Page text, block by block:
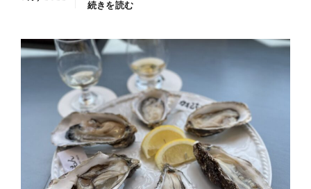
続きを読む日
魚
介
類
300
種
類
の
旬
を
リ